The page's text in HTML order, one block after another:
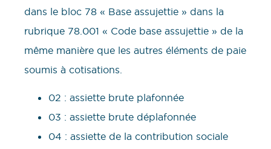
dans le bloc 78 « Base assujettie » dans la
rubrique 78.001 « Code base assujettie » de la
même manière que les autres éléments de paie
soumis à cotisations.
02 : assiette brute plafonnée
03 : assiette brute déplafonnée
04 : assiette de la contribution sociale